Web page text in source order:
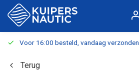
Voor 16:00 besteld, vandaag verzonden
Terug